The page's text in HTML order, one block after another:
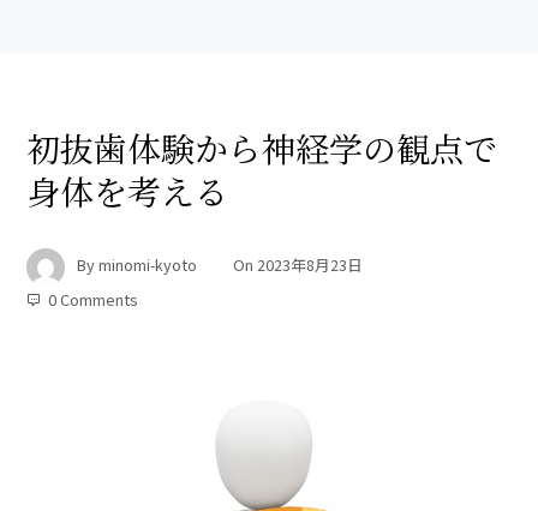
初抜歯体験から神経学の観点で
身体を考える
Byminomi-kyoto On 2023年8月23日
0 Comments